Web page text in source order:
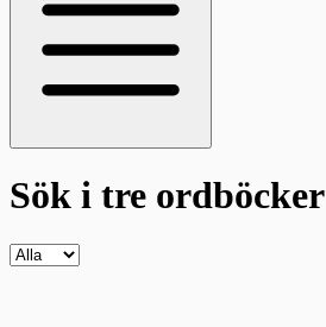
Sök i tre ordböcker